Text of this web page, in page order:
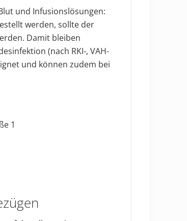
und Infusionslösungen:
werden, sollte der
Damit bleiben
(nach RKI-, VAH-
und können zudem bei
1